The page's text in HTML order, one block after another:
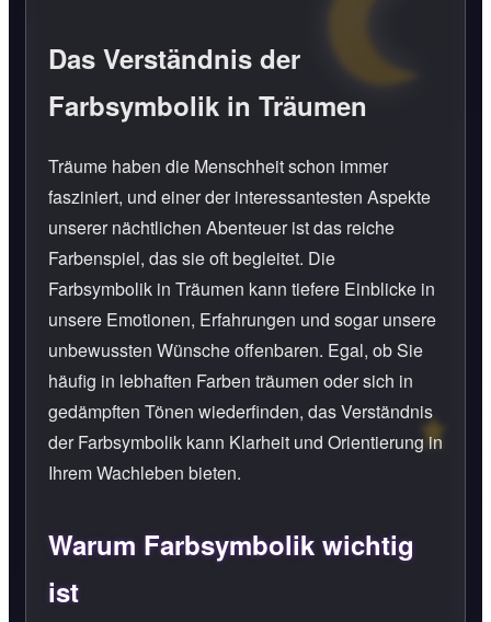
Das Verständnis der
Farbsymbolik in Träumen
Träume haben die Menschheit schon immer
fasziniert, und einer der interessantesten Aspekte
unserer nächtlichen Abenteuer ist das reiche
Farbenspiel, das sie oft begleitet. Die
Farbsymbolik in Träumen kann tiefere Einblicke in
unsere Emotionen, Erfahrungen und sogar unsere
unbewussten Wünsche offenbaren. Egal, ob Sie
häufig in lebhaften Farben träumen oder sich in
gedämpften Tönen wiederfinden, das Verständnis
der Farbsymbolik kann Klarheit und Orientierung in
Ihrem Wachleben bieten.
Warum Farbsymbolik wichtig
ist